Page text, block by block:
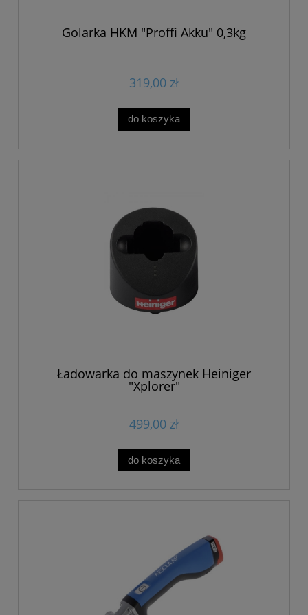
Golarka HKM "Proffi Akku" 0,3kg
319,00 zł
do koszyka
Ładowarka do maszynek Heiniger
"Xplorer"
499,00 zł
do koszyka